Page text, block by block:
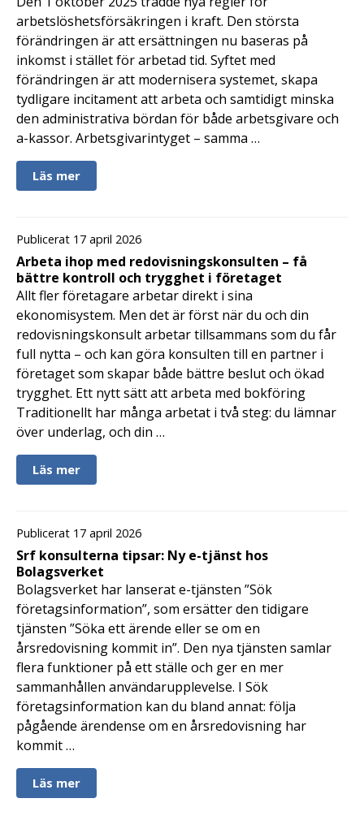
arbetslöshetsförsäkringen i kraft. Den största
förändringen är att ersättningen nu baseras på
inkomst i stället för arbetad tid. Syftet med
förändringen är att modernisera systemet, skapa
tydligare incitament att arbeta och samtidigt minska
den administrativa bördan för både arbetsgivare och
a-kassor. Arbetsgivarintyget – samma …
Läs mer
Publicerat 17 april 2026
Arbeta ihop med redovisningskonsulten – få
bättre kontroll och trygghet i företaget
Allt fler företagare arbetar direkt i sina
ekonomisystem. Men det är först när du och din
redovisningskonsult arbetar tillsammans som du får
full nytta – och kan göra konsulten till en partner i
företaget som skapar både bättre beslut och ökad
trygghet. Ett nytt sätt att arbeta med bokföring
Traditionellt har många arbetat i två steg: du lämnar
över underlag, och din …
Läs mer
Publicerat 17 april 2026
Srf konsulterna tipsar: Ny e-tjänst hos
Bolagsverket
Bolagsverket har lanserat e-tjänsten ”Sök
företagsinformation”, som ersätter den tidigare
tjänsten ”Söka ett ärende eller se om en
årsredovisning kommit in”. Den nya tjänsten samlar
flera funktioner på ett ställe och ger en mer
sammanhållen användarupplevelse. I Sök
företagsinformation kan du bland annat: följa
pågående ärendense om en årsredovisning har
kommit …
Läs mer